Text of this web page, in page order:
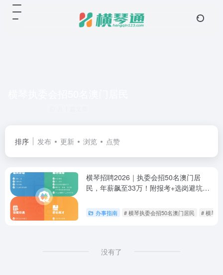
排序 发布 更新 浏览 点赞
横琴招聘2026｜执委会招50名澳门居
民，年薪飙至33万！附报考+选岗避坑攻
办事指南 # 横琴执委会招50名澳门居民 # 横琴
没有了